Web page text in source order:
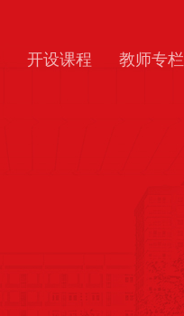
开设课程 教师专栏